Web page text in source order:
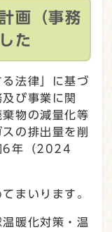
画（事務
た
る法律」に基づ
び事業に関
物の減量化等
の排出量を削
6年（2024
まいります。
暖化対策・温